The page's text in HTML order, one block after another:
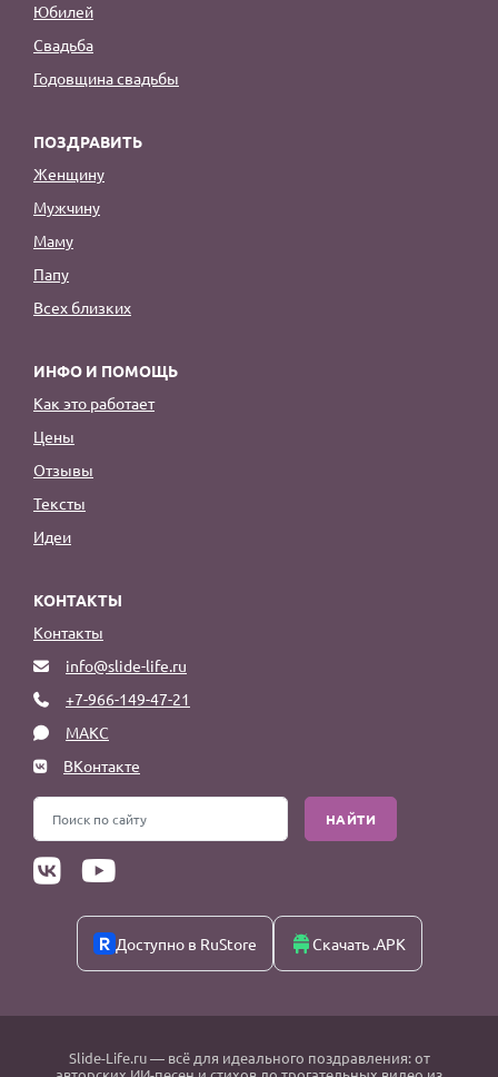
Юбилей
Свадьба
Годовщина свадьбы
ПОЗДРАВИТЬ
Женщину
Мужчину
Маму
Папу
Всех близких
ИНФО И ПОМОЩЬ
Как это работает
Цены
Отзывы
Тексты
Идеи
КОНТАКТЫ
Контакты
info@slide-life.ru
+7-966-149-47-21
МАКС
ВКонтакте
НАЙТИ
Доступно в RuStore Скачать .APK
Slide-Life.ru— всё для идеального поздравления: от